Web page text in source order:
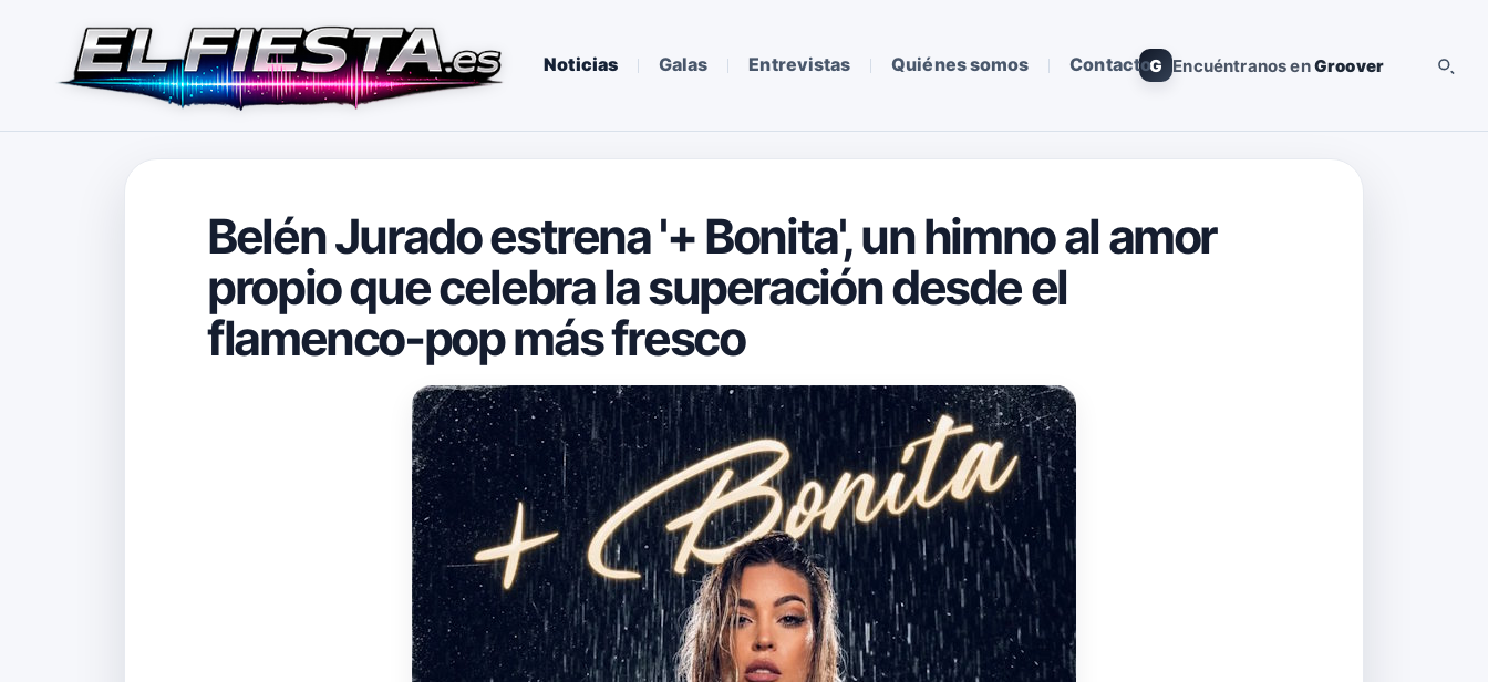
Noticias Galas Entrevistas Quiénes somos ContactoG Encuéntranos enGroover
Belén Jurado estrena '+ Bonita', un himno al amor
propio que celebra la superación desde el
flamenco-pop más fresco